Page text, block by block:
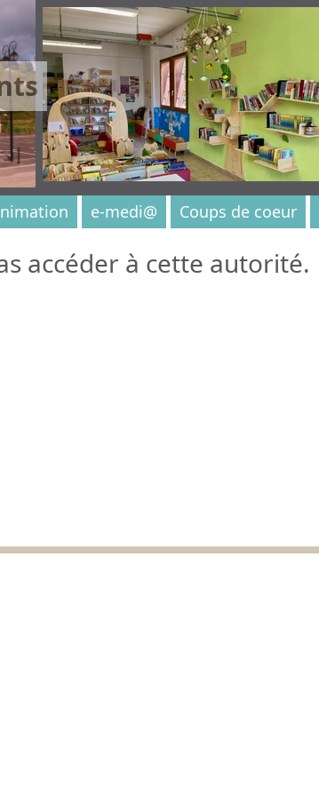
accéder à cette autorité.
e-medi@ Coups de coeur